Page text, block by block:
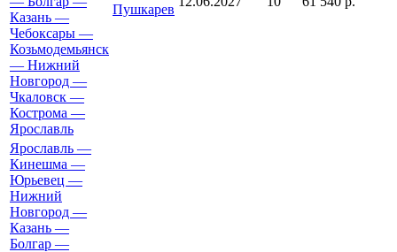
Казань —
Чебоксары —
Козьмодемьянск
— Нижний
Новгород —
Чкаловск —
Кострома —
Ярославль
Пушкарев
Ярославль —
Кинешма —
Юрьевец —
Нижний
Новгород —
Казань —
Болгар —